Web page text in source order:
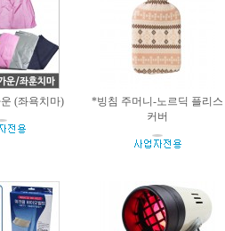
(좌욕치마)
*빙침 주머니-노르딕 플리스
커버